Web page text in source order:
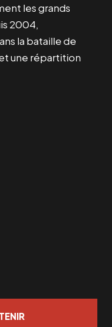
les grands
2004,
la bataille de
une répartition